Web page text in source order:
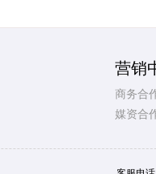
营销
商务合
媒资合